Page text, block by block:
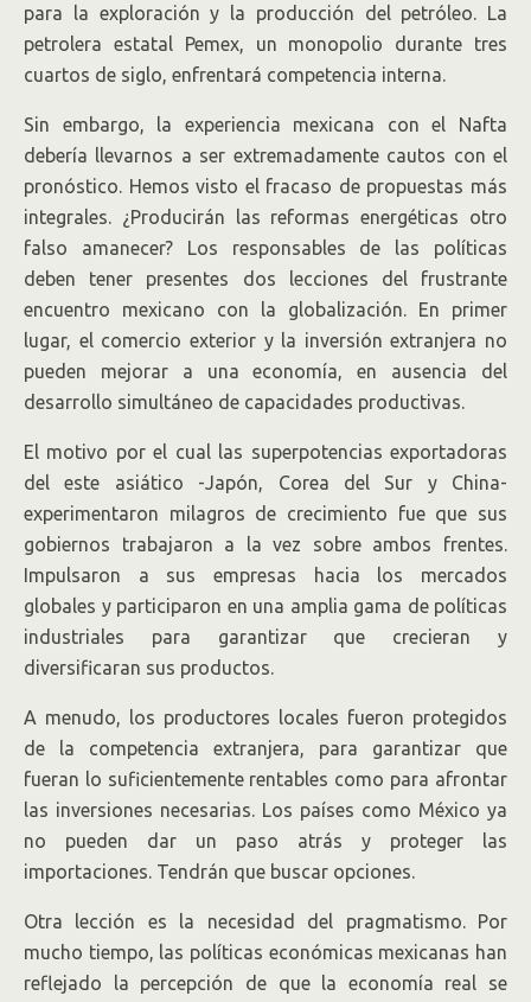
para la exploración y la producción del petróleo. La
petrolera estatal Pemex, un monopolio durante tres
cuartos de siglo, enfrentará competencia interna.
Sin embargo, la experiencia mexicana con el Nafta
debería llevarnos a ser extremadamente cautos con el
pronóstico. Hemos visto el fracaso de propuestas más
integrales. ¿Producirán las reformas energéticas otro
falso amanecer? Los responsables de las políticas
deben tener presentes dos lecciones del frustrante
encuentro mexicano con la globalización. En primer
lugar, el comercio exterior y la inversión extranjera no
pueden mejorar a una economía, en ausencia del
desarrollo simultáneo de capacidades productivas.
El motivo por el cual las superpotencias exportadoras
del este asiático -Japón, Corea del Sur y China-
experimentaron milagros de crecimiento fue que sus
gobiernos trabajaron a la vez sobre ambos frentes.
Impulsaron a sus empresas hacia los mercados
globales y participaron en una amplia gama de políticas
industriales para garantizar que crecieran y
diversificaran sus productos.
A menudo, los productores locales fueron protegidos
de la competencia extranjera, para garantizar que
fueran lo suficientemente rentables como para afrontar
las inversiones necesarias. Los países como México ya
no pueden dar un paso atrás y proteger las
importaciones. Tendrán que buscar opciones.
Otra lección es la necesidad del pragmatismo. Por
mucho tiempo, las políticas económicas mexicanas han
reflejado la percepción de que la economía real se